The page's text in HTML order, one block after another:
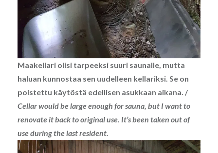
Maakellari olisi tarpeeksi suuri saunalle, mutta
haluan kunnostaa sen uudelleen kellariksi. Se on
poistettu käytöstä edellisen asukkaan aikana. /
Cellar would be large enough for sauna, but I want to
renovate it back to original use. It’s been taken out of
use during the last resident.